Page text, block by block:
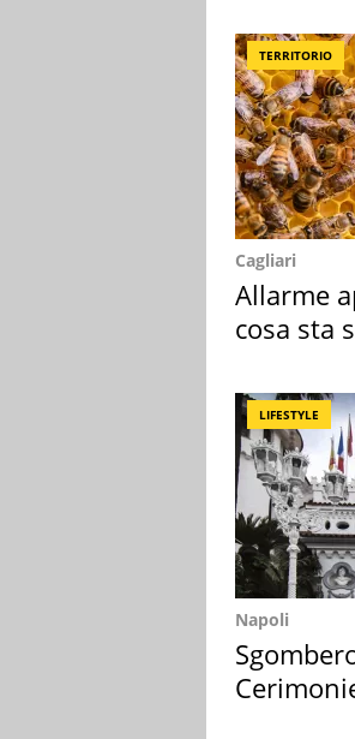
TERRITORIO
Cagliari
Allarme
cosa sta
LIFESTYLE
Napoli